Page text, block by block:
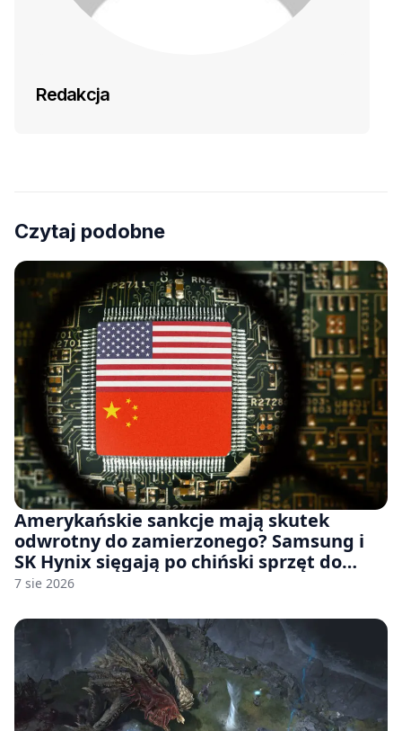
Redakcja
Czytaj podobne
Amerykańskie sankcje mają skutek
odwrotny do zamierzonego? Samsung i
SK Hynix sięgają po chiński sprzęt do
fabryk chipów
7 sie 2026